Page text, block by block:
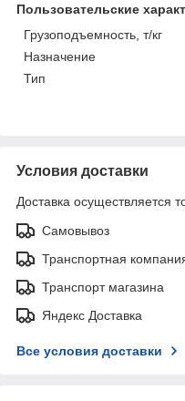
Пользовательские
Грузоподъемность, т/кг
Назначение
Тип
Условия доставки
Доставка осуществляется
Самовывоз
Транспортная
Транспорт магазина
Яндекс Доставка
Все условия доставки